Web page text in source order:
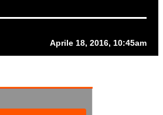
Aprile 18, 2016, 10:45am